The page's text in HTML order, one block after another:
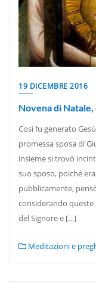
19 DICEMBRE 2016
Novena di Natale,
Così fu generato
promessa sposa di
insieme si trovò
suo sposo, poiché
pubblicamente,
considerando queste
del Signore e […]
Meditazioni e